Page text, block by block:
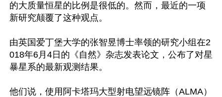
的大质量恒星的比例是很低的。然而，最近的一项
新研究颠覆了这种观点。
由英国爱丁堡大学的张智昱博士率领的研究小组在2
018年6月4日的《自然》杂志发表论文，公布了对星
暴星系的最新观测结果。
他们说，使用阿卡塔玛大型射电望远镜阵（ALMA）